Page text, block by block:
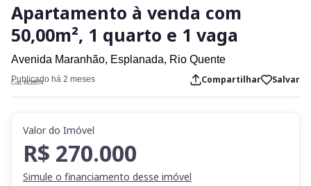
Apartamento à venda com
50,00m², 1 quarto e 1 vaga
Avenida Maranhão, Esplanada, Rio Quente
Publicado há 2 meses
Cod. IN39574 Compartilhar Salvar
Valor do Imóvel
R$ 270.000
Simule o financiamento desse imóvel